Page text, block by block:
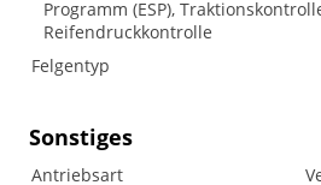
Programm (ESP),
Reifendruckkontrolle
Felgentyp
Sonstiges
Antriebsart